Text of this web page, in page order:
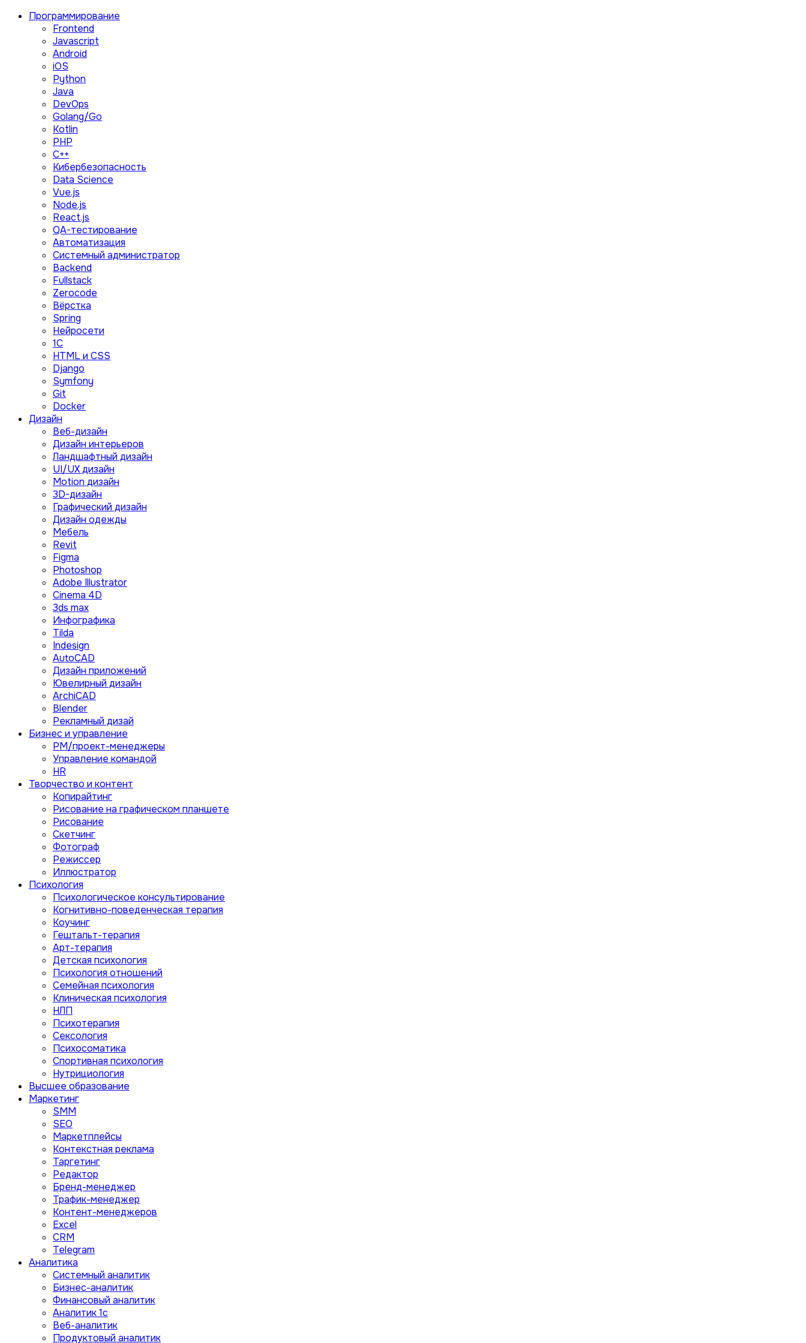
Программирование
Frontend
Javascript
Android
iOS
Python
Java
DevOps
Golang/Go
Kotlin
PHP
C++
Кибербезопасность
Data Science
Vue.js
Node.js
React.js
QA-тестирование
Автоматизация
Системный администратор
Backend
Fullstack
Zerocode
Вёрстка
Spring
Нейросети
1C
HTML и CSS
Django
Symfony
Git
Docker
Дизайн
Веб-дизайн
Дизайн интерьеров
Ландшафтный дизайн
UI/UX дизайн
Motion дизайн
3D-дизайн
Графический дизайн
Дизайн одежды
Мебель
Revit
Figma
Photoshop
Adobe Illustrator
Сinema 4D
3ds max
Инфографика
Tilda
Indesign
AutoCAD
Дизайн приложений
Ювелирный дизайн
ArchiCAD
Blender
Рекламный дизай
Бизнес и управление
PM/проект-менеджеры
Управление командой
HR
Творчество и контент
Копирайтинг
Рисование на графическом планшете
Рисование
Скетчинг
Фотограф
Режиссер
Иллюстратор
Психология
Психологическое консультирование
Когнитивно-поведенческая терапия
Коучинг
Гештальт-терапия
Арт-терапия
Детская психология
Психология отношений
Семейная психология
Клиническая психология
НЛП
Психотерапия
Сексология
Психосоматика
Спортивная психология
Нутрициология
Высшее образование
Маркетинг
SMM
SEO
Маркетплейсы
Контекстная реклама
Таргетинг
Редактор
Бренд-менеджер
Трафик-менеджер
Контент-менеджеров
Excel
CRM
Telegram
Аналитика
Системный аналитик
Бизнес-аналитик
Финансовый аналитик
Aналитик 1с
Веб-аналитик
Продуктовый аналитик